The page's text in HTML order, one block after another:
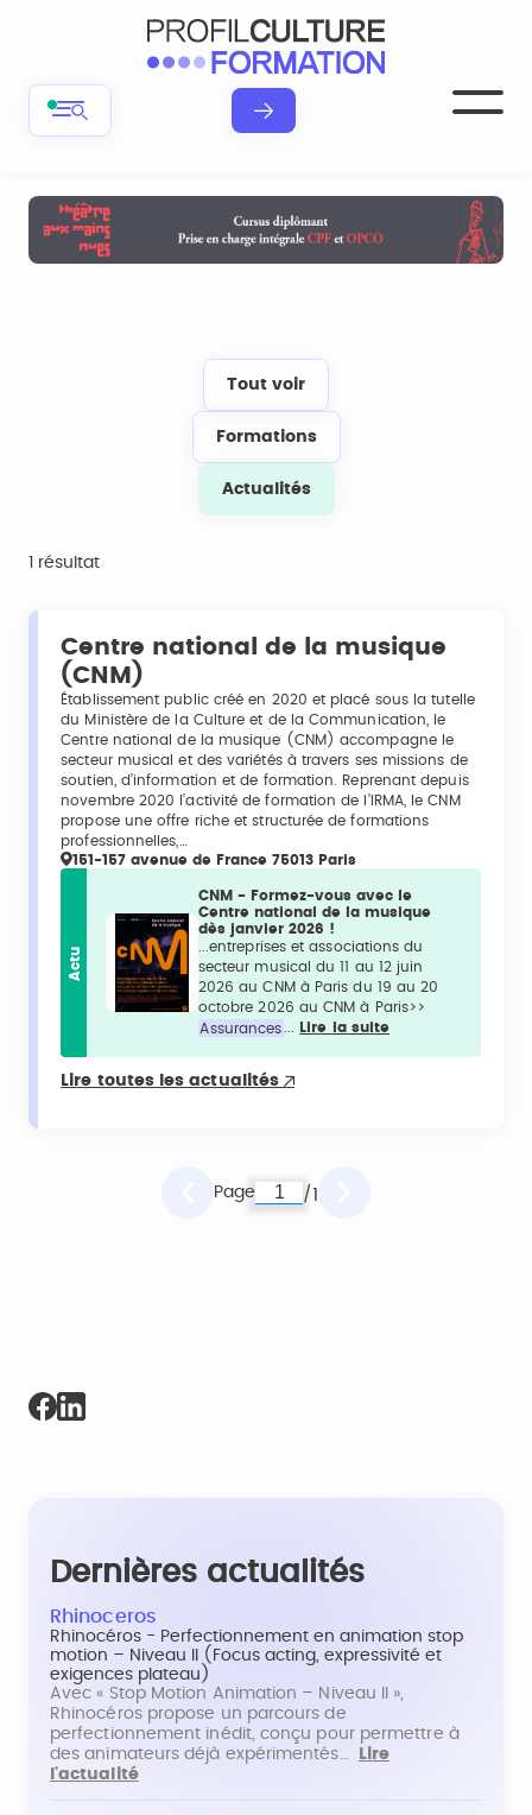
Tout voir
Formations
Actualités
1 résultat
Centre national de la musique
(CNM)
Établissement public créé en 2020 et placé sous la tutelle
du Ministère de la Culture et de la Communication, le
Centre national de la musique (CNM) accompagne le
secteur musical et des variétés à travers ses missions de
soutien, d’information et de formation. Reprenant depuis
novembre 2020 l’activité de formation de l’IRMA, le CNM
propose une offre riche et structurée de formations
professionnelles,…
151-157 avenue de France 75013 Paris
Actu
CNM - Formez-vous avec le
Centre national de la musique
dès janvier 2026 !
...entreprises et associations du
secteur musical du 11 au 12 juin
2026 au CNM à Paris du 19 au 20
octobre 2026 au CNM à Paris>>
Assurances
Lire la suite
Lire toutes les actualités
Page / 1
Dernières actualités
Rhinoceros
Rhinocéros - Perfectionnement en animation stop
motion – Niveau II (Focus acting, expressivité et
exigences plateau)
Avec « Stop Motion Animation – Niveau II »,
Rhinocéros propose un parcours de
perfectionnement inédit, conçu pour permettre à
des animateurs déjà expérimentés…
Lire
l'actualité